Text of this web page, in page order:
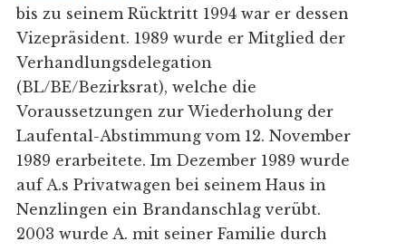
bis zu seinem Rücktritt 1994 war er dessen
Vizepräsident. 1989 wurde er Mitglied der
Verhandlungsdelegation
(BL/BE/Bezirksrat), welche die
Voraussetzungen zur Wiederholung der
Laufental-Abstimmung vom 12. November
1989 erarbeitete. Im Dezember 1989 wurde
auf A.s Privatwagen bei seinem Haus in
Nenzlingen ein Brandanschlag verübt.
2003 wurde A. mit seiner Familie durch